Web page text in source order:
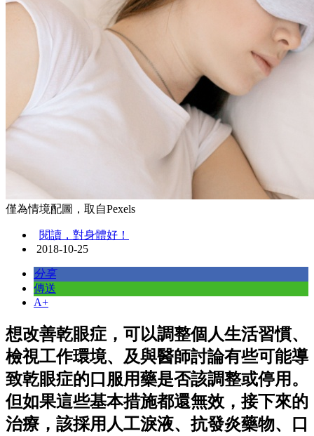
僅為情境配圖，取自Pexels
閱讀，對身體好！
2018-10-25
分享
傳送
A+
想改善乾眼症，可以調整個人生活習慣、
檢視工作環境、及與醫師討論有些可能導
致乾眼症的口服用藥是否該調整或停用。
但如果這些基本措施都還無效，接下來的
治療，該採用人工淚液、抗發炎藥物、口